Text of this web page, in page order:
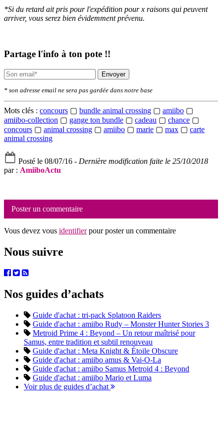
*Si du retard ait pris pour l'expédition pour x raisons qui peuvent
arriver, vous serez bien évidemment prévenu.
Partage l'info à ton pote !!
Envoyer
* son adresse email ne sera pas gardée dans notre base
Mots clés : concours ▢ bundle animal crossing ▢ amiibo ▢
amiibo-collection ▢ gange ton bundle ▢ cadeau ▢ chance ▢
concours ▢ animal crossing ▢ amiibo ▢ marie ▢ max ▢ carte
animal crossing
Posté le 08/07/16 - Dernière modification faite le 25/10/2018
par : AmiiboActu
Poster un commentaire
Vous devez vous identifierpour poster un commentaire
Nous suivre
Nos guides d’achats
Guide d'achat : tri-pack Splatoon Raiders
Guide d'achat : amiibo Rudy – Monster Hunter Stories 3
Metroid Prime 4 : Beyond – Un retour maîtrisé pour
Samus, entre tradition et subtil renouveau
Guide d'achat : Meta Knight & Étoile Obscure
Guide d'achat : amiibo amus & Vai-O-La
Guide d'achat : amiibo Samus Metroid 4 : Beyond
Guide d'achat : amiibo Mario et Luma
Voir plus de guides d’achat